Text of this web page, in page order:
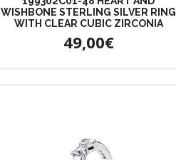
WISHBONE STERLING SILVER RING
WITH CLEAR CUBIC ZIRCONIA
49,00€